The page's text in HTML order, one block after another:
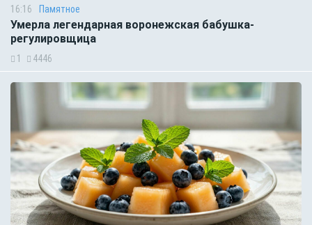
16:16 Памятное
Умерла легендарная воронежская бабушка-
регулировщица
1 4446